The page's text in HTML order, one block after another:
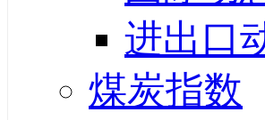
进出口
煤炭指数